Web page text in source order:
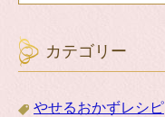
カテゴリー
やせるおかずレシピ